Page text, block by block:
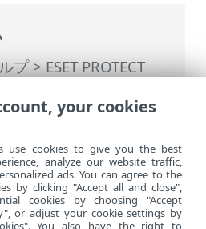
プ>ESET PROTECT
Prem メインメニュー
プリケーション
your cookies
use cookies to give you the best
analyze our website traffic,
ads. You can agree to the
by clicking "Accept all and close",
cookies by choosing "Accept
or adjust your cookie settings by
You also have the right to